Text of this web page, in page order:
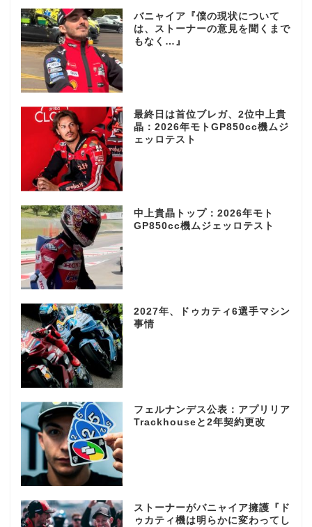
バニャイア『僕の現状について
は、ストーナーの意見を聞くまで
もなく…』
最終日は首位ブレガ、2位中上貴
晶：2026年モトGP850cc機ムジ
ェッロテスト
中上貴晶トップ：2026年モト
GP850cc機ムジェッロテスト
2027年、ドゥカティ6選手マシン
事情
フェルナンデス公表：アプリリア
Trackhouseと2年契約更改
ストーナーがバニャイア擁護『ド
ゥカティ機は明らかに変わってし